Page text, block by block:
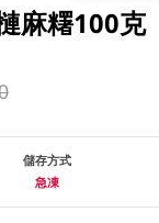
麻糬100克
儲存方式
急凍